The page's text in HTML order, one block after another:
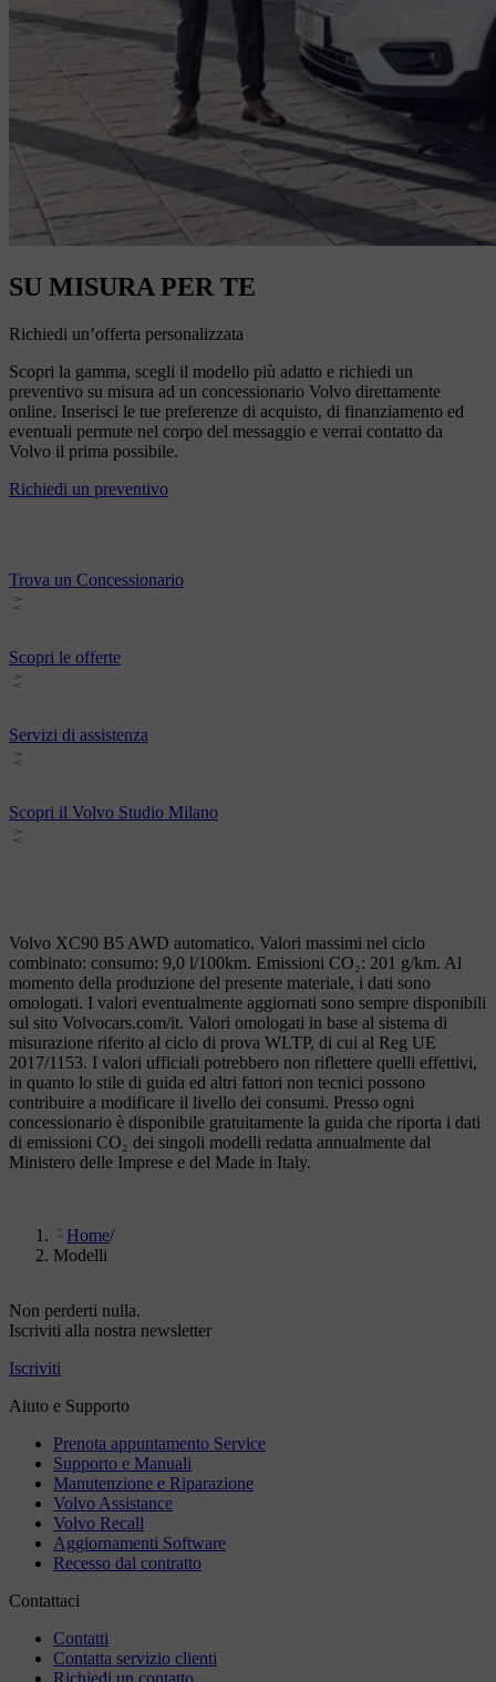
SU MISURA PER TE
Richiedi un’offerta personalizzata
Scopri la gamma, scegli il modello più adatto e richiedi un
preventivo su misura ad un concessionario Volvo direttamente
online. Inserisci le tue preferenze di acquisto, di finanziamento ed
eventuali permute nel corpo del messaggio e verrai contatto da
Volvo il prima possibile.
Richiedi un preventivo
Trova un Concessionario
Scopri le offerte
Servizi di assistenza
Scopri il Volvo Studio Milano
Volvo XC90 B5 AWD automatico. Valori massimi nel ciclo
combinato: consumo: 9,0 l/100km. Emissioni CO₂: 201 g/km. Al
momento della produzione del presente materiale, i dati sono
omologati. I valori eventualmente aggiornati sono sempre disponibili
sul sito Volvocars.com/it. Valori omologati in base al sistema di
misurazione riferito al ciclo di prova WLTP, di cui al Reg UE
2017/1153. I valori ufficiali potrebbero non riflettere quelli effettivi,
in quanto lo stile di guida ed altri fattori non tecnici possono
contribuire a modificare il livello dei consumi. Presso ogni
concessionario è disponibile gratuitamente la guida che riporta i dati
di emissioni CO₂ dei singoli modelli redatta annualmente dal
Ministero delle Imprese e del Made in Italy.
Home/
Modelli